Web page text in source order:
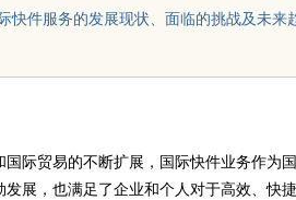
快件服务的发展现状、面临的挑战及未
国际贸易的不断扩展，国际快件业务作为
展，也满足了企业和个人对于高效、快
能的新选择